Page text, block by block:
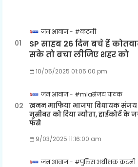
जन आवाज #कटनी
SP साहब 26 दिन बचे हैं
सके तो बचा लीजिए शहर को
10/05/2025 01:05:00 pm
जन आवाज #mlaसंजय पाठक
खनन माफिया भाजपा विधायक
मुसीबत को दिया न्यौता, हाईकोर्ट के
फंसे
9/03/2025 11:16:00 am
जन आवाज #पुलिस अधीक्षक कटनी